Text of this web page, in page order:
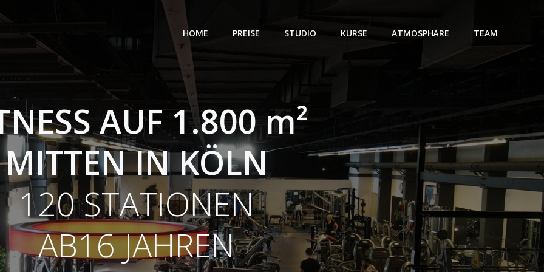
HOME PREISE STUDIO KURSE ATMOSPHÄRE TEAM
AUF 1.800 m²
MITTEN IN KÖLN
120 STATIONEN
AB16 JAHREN